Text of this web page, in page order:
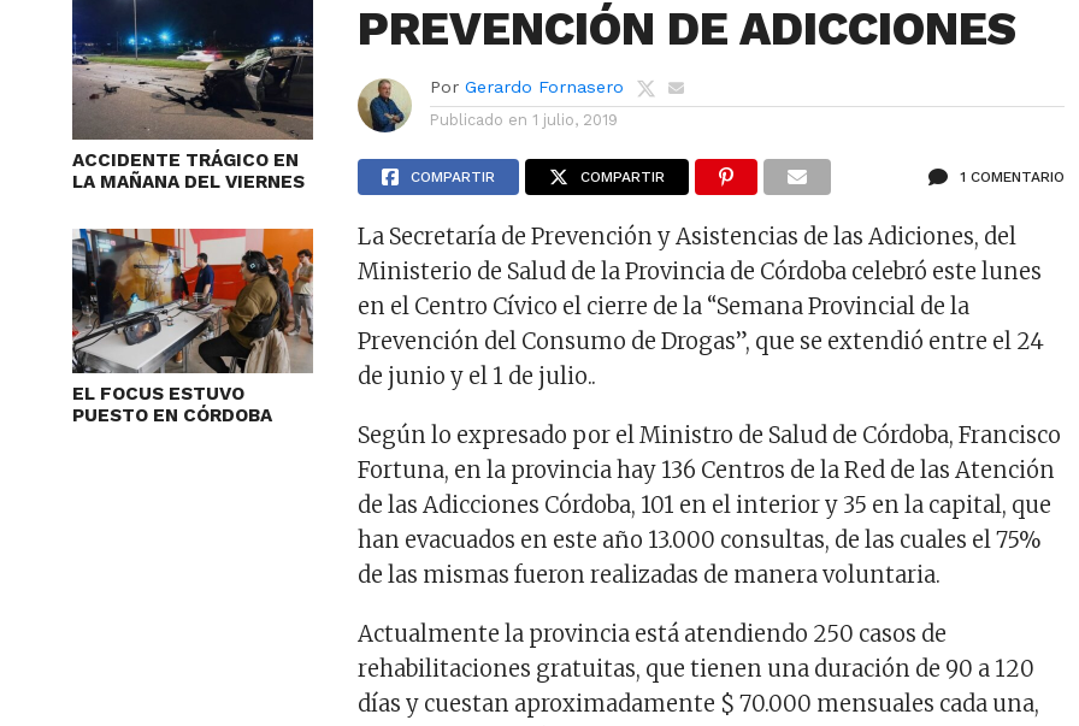
ACCIDENTE TRÁGICO EN
LA MAÑANA DEL VIERNES
EL FOCUS ESTUVO
PUESTO EN CÓRDOBA
PREVENCIÓN DE ADICCIONES
Por Gerardo Fornasero
Publicado en 1 julio, 2019
COMPARTIR COMPARTIR 1 COMENTARIO
La Secretaría de Prevención y Asistencias de las Adiciones, del
Ministerio de Salud de la Provincia de Córdoba celebró este lunes
en el Centro Cívico el cierre de la “Semana Provincial de la
Prevención del Consumo de Drogas”, que se extendió entre el 24
de junio y el 1 de julio..
Según lo expresado por el Ministro de Salud de Córdoba, Francisco
Fortuna, en la provincia hay 136 Centros de la Red de las Atención
de las Adicciones Córdoba, 101 en el interior y 35 en la capital, que
han evacuados en este año 13.000 consultas, de las cuales el 75%
de las mismas fueron realizadas de manera voluntaria.
Actualmente la provincia está atendiendo 250 casos de
rehabilitaciones gratuitas, que tienen una duración de 90 a 120
días y cuestan aproximadamente $ 70.000 mensuales cada una,